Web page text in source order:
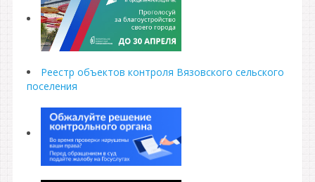
Реестр объектов контроля Вязовского сельского
поселения